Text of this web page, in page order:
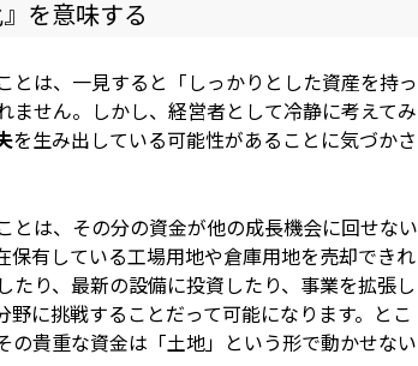
を意味する
とは、一見すると「しっかりとした資産を持っ
ません。しかし、経営者として冷静に考えてみ
を生み出している可能性があることに気づかさ
とは、その分の資金が他の成長機会に回せない
保有している工場用地や倉庫用地を売却できれ
たり、最新の設備に投資したり、事業を拡張し
野に挑戦することだって可能になります。とこ
の貴重な資金は「土地」という形で動かせない